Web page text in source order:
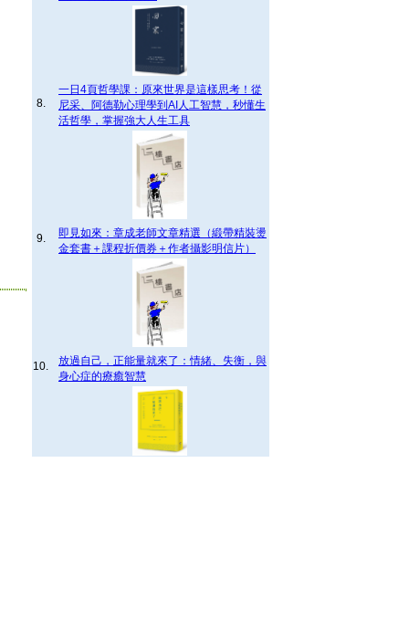
8.
一日4頁哲學課：原來世界是這樣思考！從
尼采、阿德勒心理學到AI人工智慧，秒懂生
活哲學，掌握強大人生工具
9.
即見如來：章成老師文章精選（緞帶精裝燙
金套書＋課程折價券＋作者攝影明信片）
10.
放過自己，正能量就來了：情緒、失衡，與
身心症的療癒智慧